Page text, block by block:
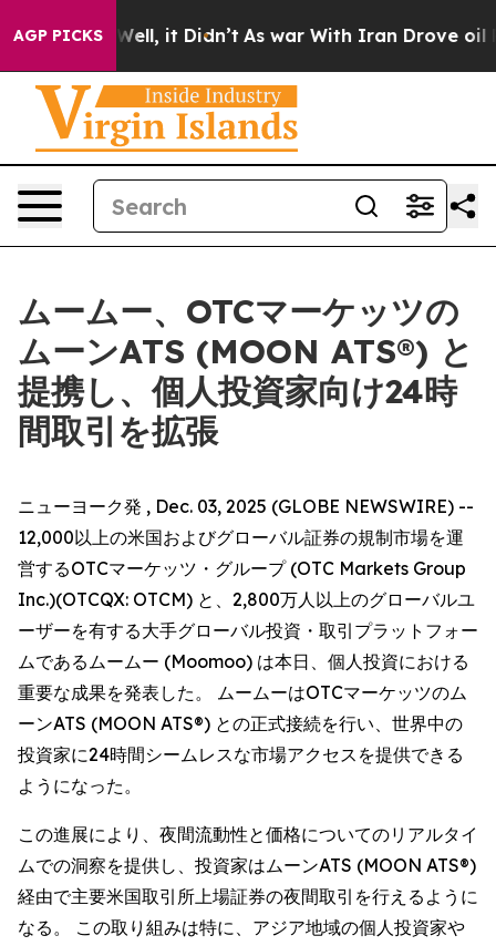
AGP PICKS
Well, it Didn’t As war With Iran Drove oil
ムームー、OTCマーケッツの
ムーンATS (MOON ATS®) と
提携し、個人投資家向け24時
間取引を拡張
ニューヨーク発 , Dec. 03, 2025 (GLOBE NEWSWIRE) --
12,000以上の米国およびグローバル証券の規制市場を運
営するOTCマーケッツ・グループ (OTC Markets Group
Inc.)(OTCQX: OTCM) と、2,800万人以上のグローバルユ
ーザーを有する大手グローバル投資・取引プラットフォー
ムであるムームー (Moomoo) は本日、個人投資における
重要な成果を発表した。 ムームーはOTCマーケッツのム
ーンATS (MOON ATS®) との正式接続を行い、世界中の
投資家に24時間シームレスな市場アクセスを提供できる
ようになった。
この進展により、夜間流動性と価格についてのリアルタイ
ムでの洞察を提供し、投資家はムーンATS (MOON ATS®)
経由で主要米国取引所上場証券の夜間取引を行えるように
なる。 この取り組みは特に、アジア地域の個人投資家や